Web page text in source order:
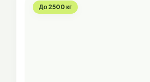
До 2500 кг